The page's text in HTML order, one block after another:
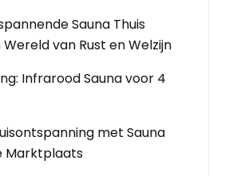
Sauna Thuis
Wereld van Rust en Welzijn
Infrarood Sauna voor 4
met Sauna
Marktplaats